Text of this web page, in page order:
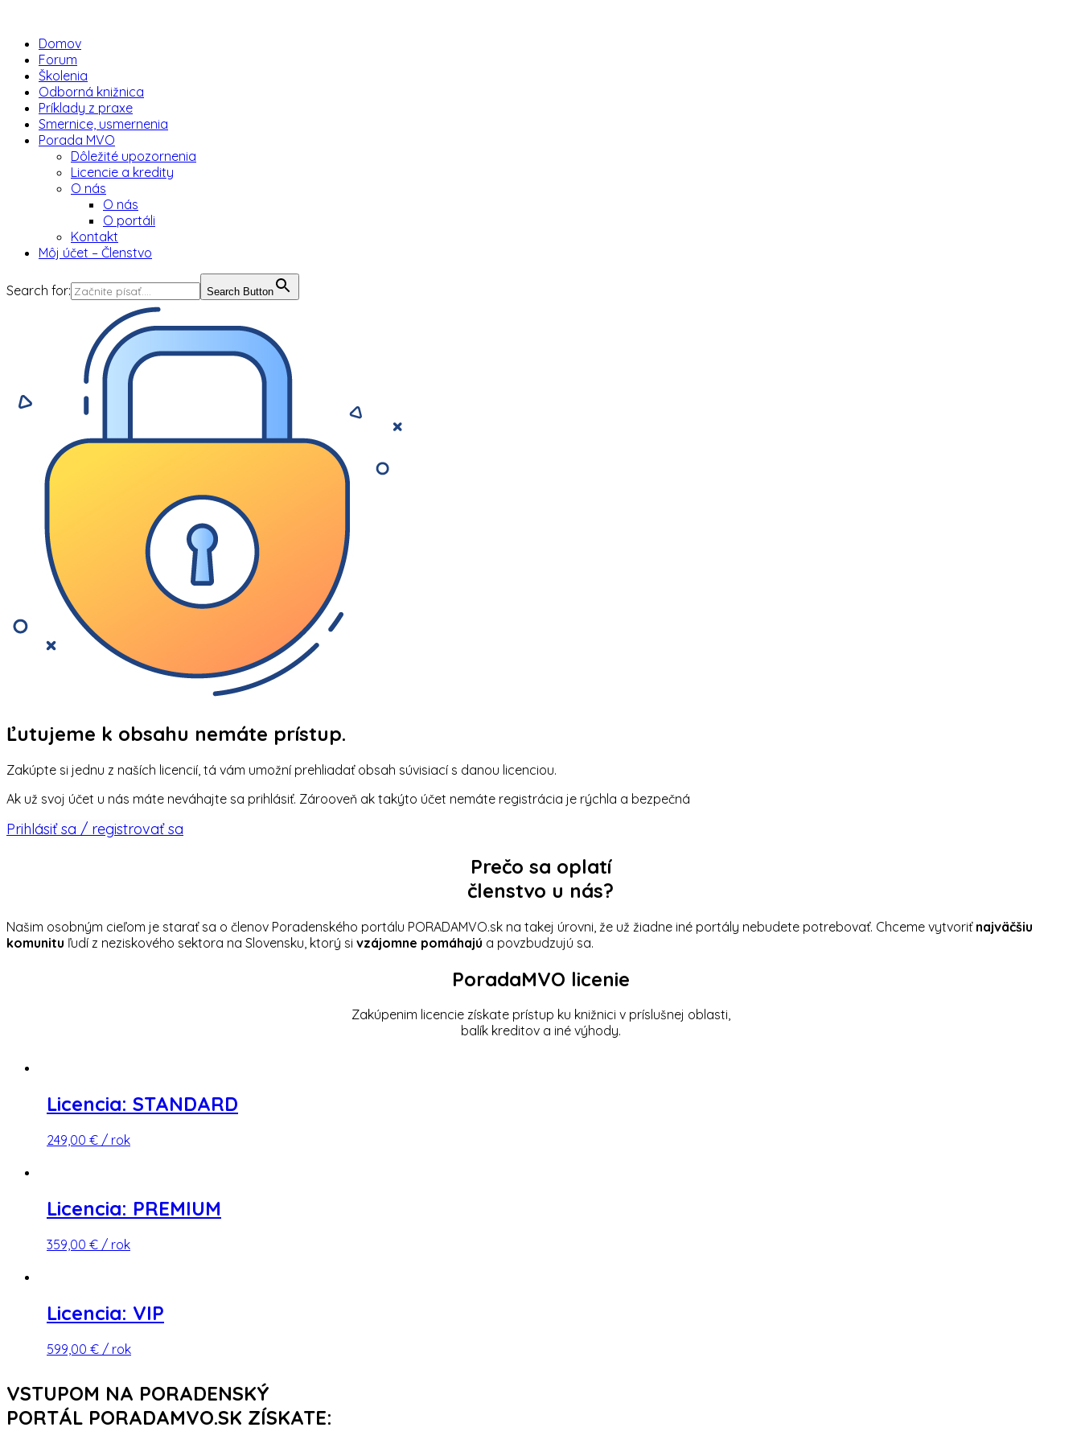
Domov
Forum
Školenia
Odborná knižnica
Príklady z praxe
Smernice, usmernenia
Porada MVO
Dôležité upozornenia
Licencie a kredity
O nás
O nás
O portáli
Kontakt
Môj účet – Členstvo
Search for: Search Button
Ľutujeme k obsahu nemáte prístup.
Zakúpte si jednu z naších licencií, tá vám umožní prehliadať obsah súvisiací s danou licenciou.
Ak už svoj účet u nás máte neváhajte sa prihlásiť. Zárooveň ak takýto účet nemáte registrácia je rýchla a bezpečná
Prihlásiť sa / registrovať sa
Prečo sa oplatí
členstvo u nás?
Našim osobným cieľom je starať sa o členov Poradenského portálu PORADAMVO.sk na takej úrovni, že už žiadne iné portály nebudete potrebovať. Chceme vytvoriť najväčšiu
komunitu ľudí z neziskového sektora na Slovensku, ktorý si vzájomne pomáhajú a povzbudzujú sa.
PoradaMVO licenie
Zakúpenim licencie získate prístup ku knižnici v príslušnej oblasti,
balík kreditov a iné výhody.
Licencia: STANDARD
249,00 € / rok
Licencia: PREMIUM
359,00 € / rok
Licencia: VIP
599,00 € / rok
VSTUPOM NA PORADENSKÝ
PORTÁL PORADAMVO.SK ZÍSKATE: